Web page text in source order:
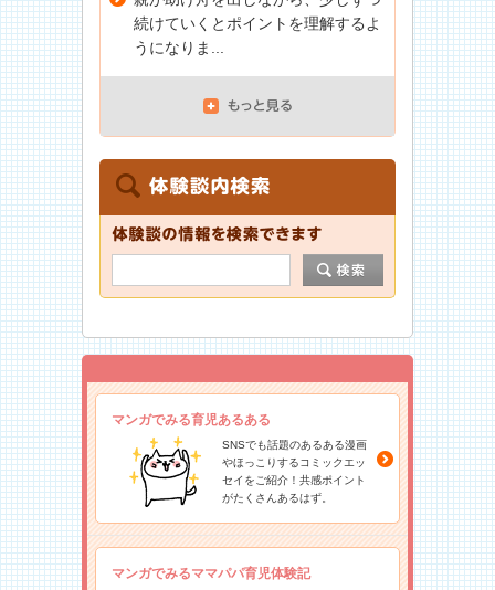
続けていくとポイントを理解するよ
うになりま...
マンガでみる育児あるある
SNSでも話題のあるある漫画
やほっこりするコミックエッ
セイをご紹介！共感ポイント
がたくさんあるはず。
マンガでみるママパパ育児体験記